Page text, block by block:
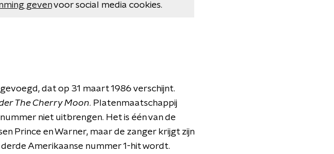
gevenvoor social media cookies.
dat op 31 maart 1986 verschijnt.
The Cherry Moon. Platenmaatschappij
niet uitbrengen. Het is één van de
Prince en Warner, maar de zanger krijgt zijn
Amerikaanse nummer 1-hit wordt.